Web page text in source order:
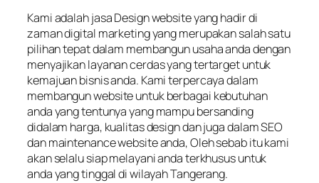
Kami adalah jasa Design website yang hadir di
zaman digital marketing yang merupakan salah satu
pilihan tepat dalam membangun usaha anda dengan
menyajikan layanan cerdas yang tertarget untuk
kemajuan bisnis anda. Kami terpercaya dalam
membangun website untuk berbagai kebutuhan
anda yang tentunya yang mampu bersanding
didalam harga, kualitas design dan juga dalam SEO
dan maintenance website anda, Oleh sebab itu kami
akan selalu siap melayani anda terkhusus untuk
anda yang tinggal di wilayah Tangerang.